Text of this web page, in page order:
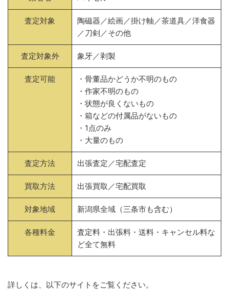
査定対象
陶磁器／絵画／掛け軸／茶道具／洋食器
／刀剣／その他
査定対象外 象牙／剥製
査定可能
・骨董品かどうか不明のもの
・作家不明のもの
・状態が良くないもの
・箱などの付属品がないもの
・1点のみ
・大量のもの
査定方法 出張査定／宅配査定
買取方法 出張買取／宅配買取
対象地域 新潟県全域（三条市も含む）
各種料金
査定料・出張料・送料・キャンセル料な
ど全て無料
詳しくは、以下のサイトをご覧ください。